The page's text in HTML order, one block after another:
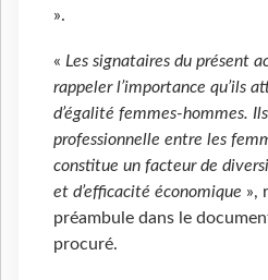
».
« Les signataires du présent
rappeler l’importance qu’ils
d’égalité femmes-hommes.
professionnelle entre les
constitue un facteur de
et d’efficacité économique »,
préambule dans le
procuré.